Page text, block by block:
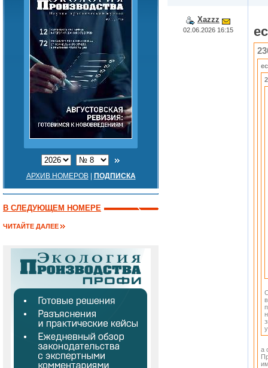
АРХИВ НОМЕРОВ| ПОДПИСКА
В СЛЕДУЮЩЕМ НОМЕРЕ
ЧИТАЙТЕ ДАЛЕЕ
Xazzz
02.06.2026 16:15
а